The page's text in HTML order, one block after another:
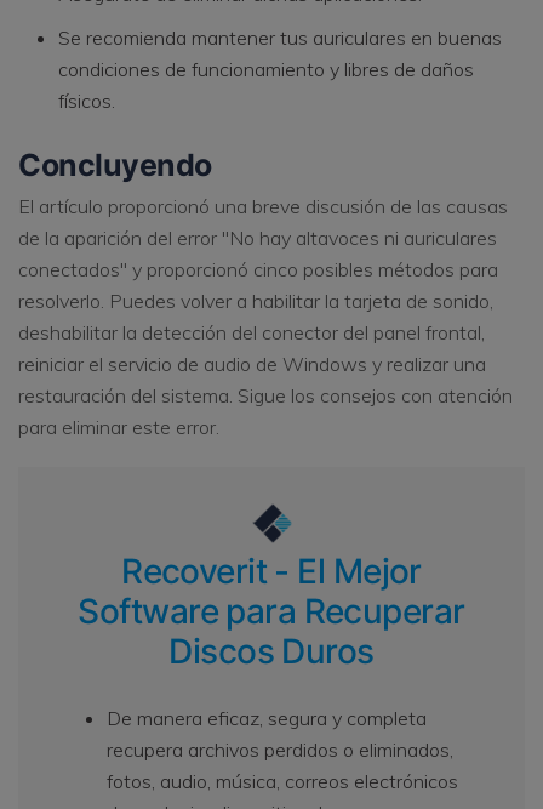
Se recomienda mantener tus auriculares en buenas
condiciones de funcionamiento y libres de daños
físicos.
Concluyendo
El artículo proporcionó una breve discusión de las causas
de la aparición del error "No hay altavoces ni auriculares
conectados" y proporcionó cinco posibles métodos para
resolverlo. Puedes volver a habilitar la tarjeta de sonido,
deshabilitar la detección del conector del panel frontal,
reiniciar el servicio de audio de Windows y realizar una
restauración del sistema. Sigue los consejos con atención
para eliminar este error.
Recoverit - El Mejor
Software para Recuperar
Discos Duros
De manera eficaz, segura y completa
recupera archivos perdidos o eliminados,
fotos, audio, música, correos electrónicos